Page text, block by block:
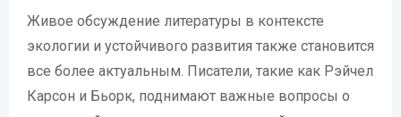
Живое обсуждение литературы в контексте
экологии и устойчивого развития также становится
все более актуальным. Писатели, такие как Рэйчел
Карсон и Бьорк, поднимают важные вопросы о